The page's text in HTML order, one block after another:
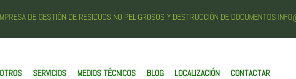
DE GESTIÓN DE RESIDUOS NO PELIGROSOS Y DESTRUCCIÓN DE DOCUMENTOS
SERVICIOS MEDIOS TÉCNICOS BLOG LOCALIZACIÓN CONTACTAR